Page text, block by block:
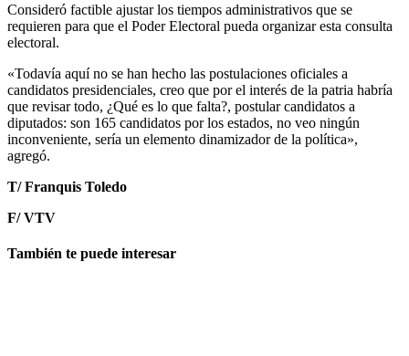
Consideró factible ajustar los tiempos administrativos que se
requieren para que el Poder Electoral pueda organizar esta consulta
electoral.
«Todavía aquí no se han hecho las postulaciones oficiales a
candidatos presidenciales, creo que por el interés de la patria habría
que revisar todo, ¿Qué es lo que falta?, postular candidatos a
diputados: son 165 candidatos por los estados, no veo ningún
inconveniente, sería un elemento dinamizador de la política»,
agregó.
T/ Franquis Toledo
F/ VTV
También te puede interesar